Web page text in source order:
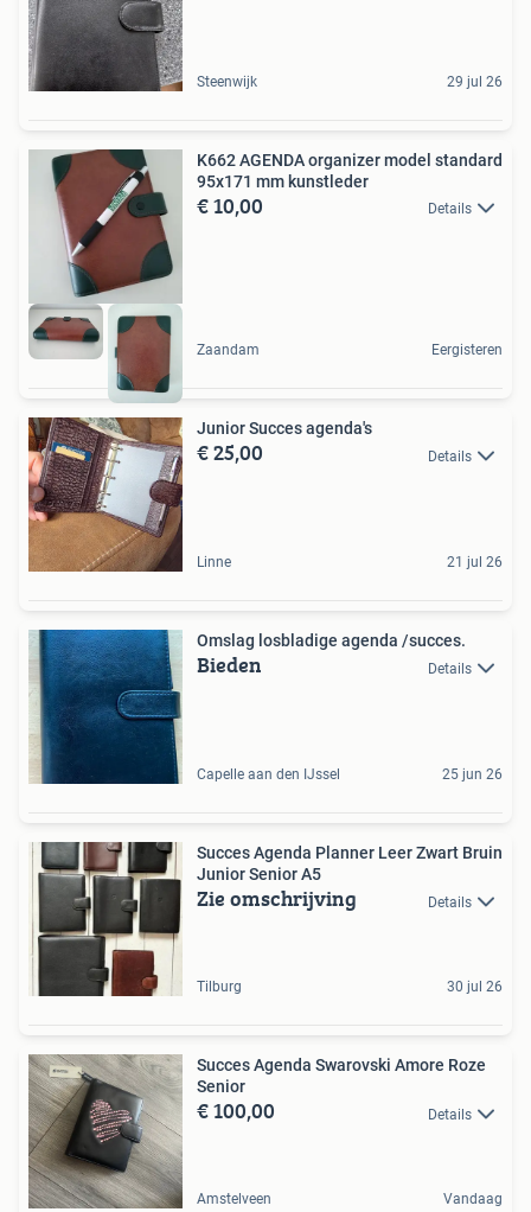
Steenwijk 29 jul 26
K662 AGENDA organizer model standard
95x171 mm kunstleder
€ 10,00 Details
Zaandam Eergisteren
Junior Succes agenda's
€ 25,00 Details
Linne 21 jul 26
Omslag losbladige agenda /succes.
Bieden Details
Capelle aan den IJssel 25 jun 26
Succes Agenda Planner Leer Zwart Bruin
Junior Senior A5
Zie omschrijving Details
Tilburg 30 jul 26
Succes Agenda Swarovski Amore Roze
Senior
€ 100,00 Details
Amstelveen Vandaag